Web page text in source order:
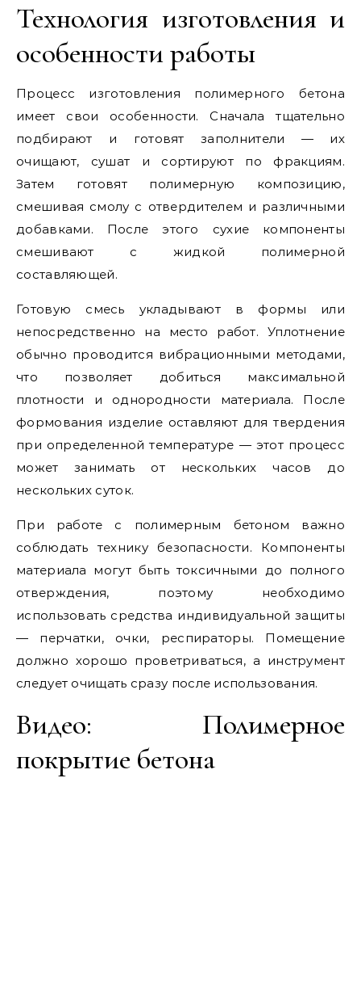
Технология изготовления и
особенности работы
Процесс изготовления полимерного бетона
имеет свои особенности. Сначала тщательно
подбирают и готовят заполнители — их
очищают, сушат и сортируют по фракциям.
Затем готовят полимерную композицию,
смешивая смолу с отвердителем и различными
добавками. После этого сухие компоненты
смешивают с жидкой полимерной
составляющей.
Готовую смесь укладывают в формы или
непосредственно на место работ. Уплотнение
обычно проводится вибрационными методами,
что позволяет добиться максимальной
плотности и однородности материала. После
формования изделие оставляют для твердения
при определенной температуре — этот процесс
может занимать от нескольких часов до
нескольких суток.
При работе с полимерным бетоном важно
соблюдать технику безопасности. Компоненты
материала могут быть токсичными до полного
отверждения, поэтому необходимо
использовать средства индивидуальной защиты
— перчатки, очки, респираторы. Помещение
должно хорошо проветриваться, а инструмент
следует очищать сразу после использования.
Видео: Полимерное
покрытие бетона